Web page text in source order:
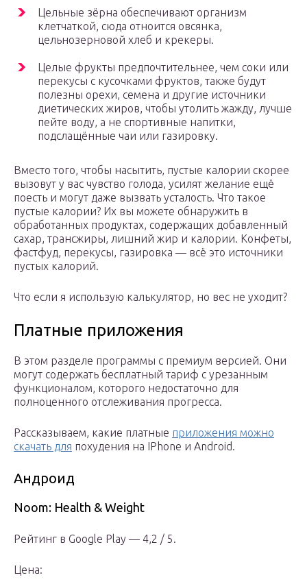
Цельные зёрна обеспечивают организм
клетчаткой, сюда отноится овсянка,
цельнозерновой хлеб и крекеры.
Целые фрукты предпочтительнее, чем соки или
перекусы с кусочками фруктов, также будут
полезны орехи, семена и другие источники
диетических жиров, чтобы утолить жажду, лучше
пейте воду, а не спортивные напитки,
подслащённые чаи или газировку.
Вместо того, чтобы насытить, пустые калории скорее
вызовут у вас чувство голода, усилят желание ещё
поесть и могут даже вызвать усталость. Что такое
пустые калории? Их вы можете обнаружить в
обработанных продуктах, содержащих добавленный
сахар, трансжиры, лишний жир и калории. Конфеты,
фастфуд, перекусы, газировка — всё это источники
пустых калорий.
Что если я использую калькулятор, но вес не уходит?
Платные приложения
В этом разделе программы с премиум версией. Они
могут содержать бесплатный тариф с урезанным
функционалом, которого недостаточно для
полноценного отслеживания прогресса.
Рассказываем, какие платные приложения можно
скачать для похудения на IPhone и Android.
Андроид
Noom: Health & Weight
Рейтинг в Google Play — 4,2 / 5.
Цена: